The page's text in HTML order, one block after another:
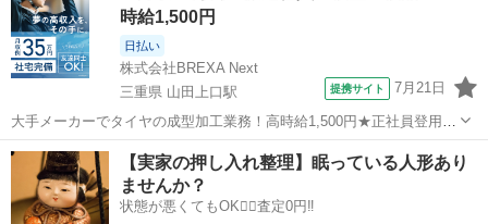
プロジェクター、ホームシアター
時給1,500円
日払い
株式会社BREXA Next
三重県 山田上口駅
提携サイト 7月21日
大手メーカーでタイヤの成型加工業務！高時給1,500円★正社員登用制
度あり！ワンルーム寮完備！マイカー通勤OK！無料駐車場あり！《三
重県伊勢市》 人気の工場のお仕事 ◇タイヤの製造◇ トラック・バ
ス・RV車用を中心とした...
三重 伊勢市 山田上口駅 その他
【実家の押し入れ整理】眠っている人形あり
ませんか？
状態が悪くてもOK🙆‍♀️査定0円‼️